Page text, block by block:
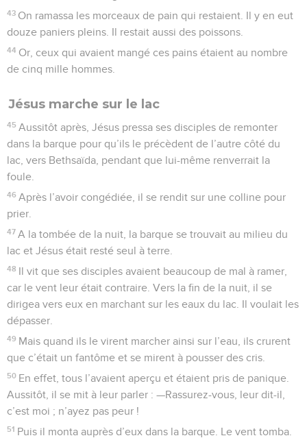
43 On ramassa les morceaux de pain qui restaient. Il y en eut
douze paniers pleins. Il restait aussi des poissons.
44 Or, ceux qui avaient mangé ces pains étaient au nombre
de cinq mille hommes.
Jésus marche sur le lac
45 Aussitôt après, Jésus pressa ses disciples de remonter
dans la barque pour qu’ils le précèdent de l’autre côté du
lac, vers Bethsaïda, pendant que lui-même renverrait la
foule.
46 Après l’avoir congédiée, il se rendit sur une colline pour
prier.
47 A la tombée de la nuit, la barque se trouvait au milieu du
lac et Jésus était resté seul à terre.
48 Il vit que ses disciples avaient beaucoup de mal à ramer,
car le vent leur était contraire. Vers la fin de la nuit, il se
dirigea vers eux en marchant sur les eaux du lac. Il voulait les
dépasser.
49 Mais quand ils le virent marcher ainsi sur l’eau, ils crurent
que c’était un fantôme et se mirent à pousser des cris.
50 En effet, tous l’avaient aperçu et étaient pris de panique.
Aussitôt, il se mit à leur parler : —Rassurez-vous, leur dit-il,
c’est moi ; n’ayez pas peur !
51 Puis il monta auprès d’eux dans la barque. Le vent tomba.